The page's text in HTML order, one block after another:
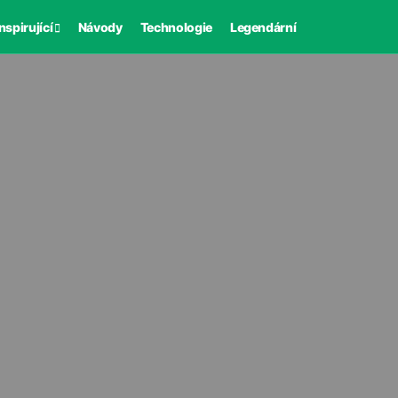
Návody Technologie Legendární